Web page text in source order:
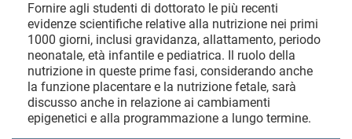
Fornire agli studenti di dottorato le più recenti
evidenze scientifiche relative alla nutrizione nei primi
1000 giorni, inclusi gravidanza, allattamento, periodo
neonatale, età infantile e pediatrica. Il ruolo della
nutrizione in queste prime fasi, considerando anche
la funzione placentare e la nutrizione fetale, sarà
discusso anche in relazione ai cambiamenti
epigenetici e alla programmazione a lungo termine.